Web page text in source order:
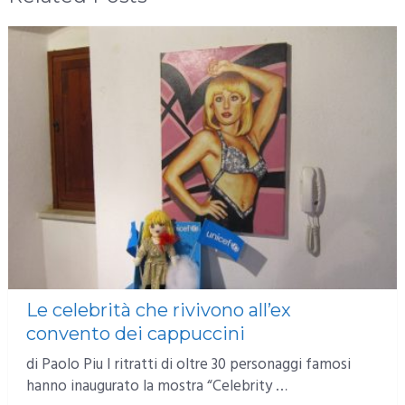
Le celebrità che rivivono all’ex
convento dei cappuccini
di Paolo Piu I ritratti di oltre 30 personaggi famosi
hanno inaugurato la mostra “Celebrity …